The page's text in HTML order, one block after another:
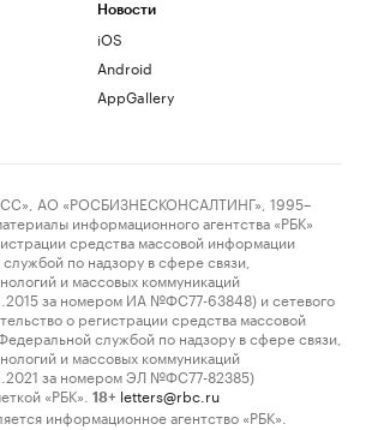
Новости
iOS
Android
AppGallery
АО «РОСБИЗНЕСКОНСАЛТИНГ», 1995–
информационного агентства «РБК»
средства массовой информации
по надзору в сфере связи,
и массовых коммуникаций
за номером ИА №ФС77-63848) и сетевого
о регистрации средства массовой
службой по надзору в сфере связи,
и массовых коммуникаций
за номером ЭЛ №ФС77-82385)
«РБК».
18+ letters@rbc.ru
информационное агентство «РБК».